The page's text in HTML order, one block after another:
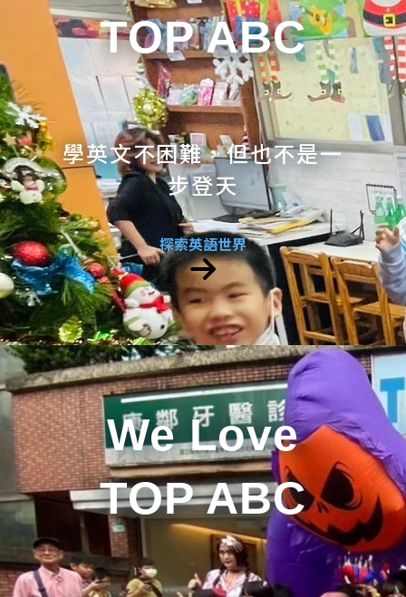
TOP ABC
學英文不困難，但也不是一
步登天
探索英語世界
We Love
TOP ABC